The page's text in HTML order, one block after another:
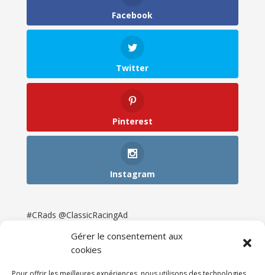
Gérer le consentement aux
cookies
Facebook
Twitter
Pinterest
Instagram
#CRads @ClassicRacingAd